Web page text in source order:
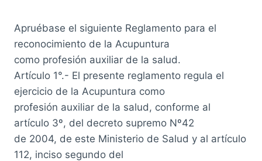
Apruébase el siguiente Reglamento para el
reconocimiento de la Acupuntura
como profesión auxiliar de la salud.
Artículo 1°.- El presente reglamento regula el
ejercicio de la Acupuntura como
profesión auxiliar de la salud, conforme al
artículo 3º, del decreto supremo Nº42
de 2004, de este Ministerio de Salud y al artículo
112, inciso segundo del